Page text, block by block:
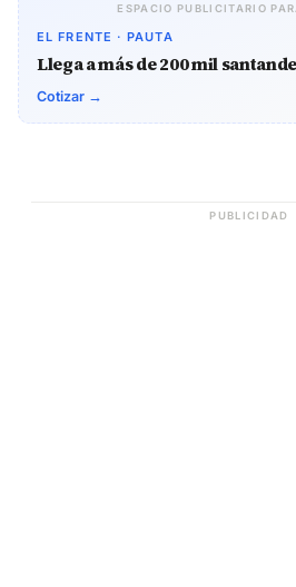
ESPACIO PUBLICITARIO
EL FRENTE · PAUTA
Llega a más de 200 mil
Cotizar →
PUBLICIDAD